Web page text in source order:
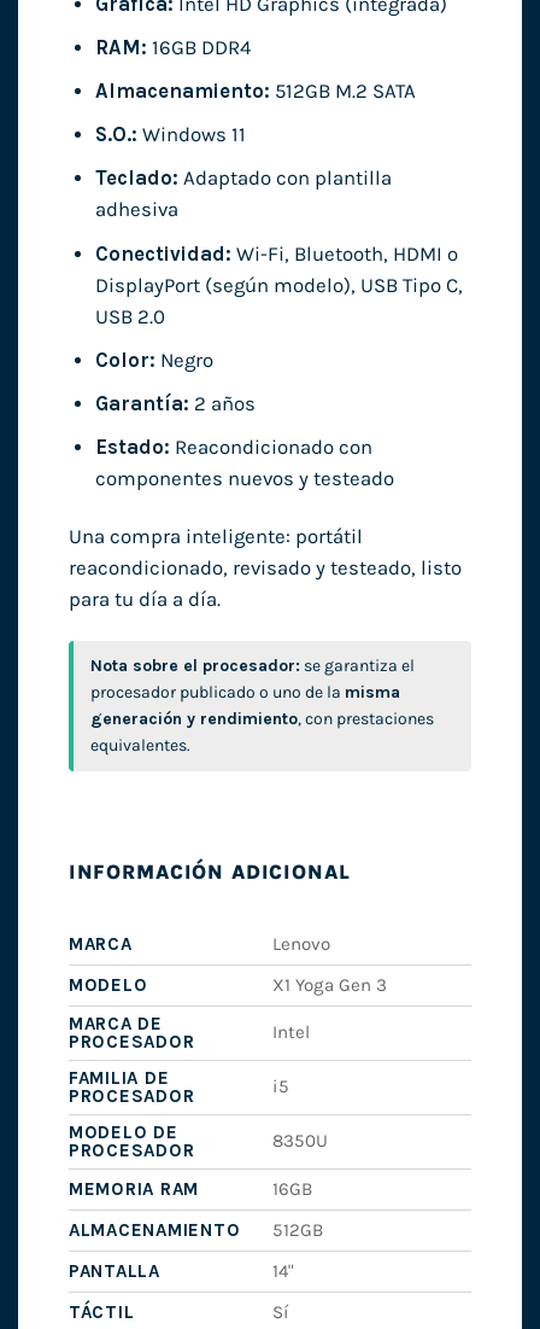
RAM: 16GB DDR4
Almacenamiento: 512GB M.2 SATA
S.O.: Windows 11
Teclado: Adaptado con plantilla
adhesiva
Conectividad: Wi-Fi, Bluetooth, HDMI o
DisplayPort (según modelo), USB Tipo C,
USB 2.0
Color: Negro
Garantía: 2 años
Estado: Reacondicionado con
componentes nuevos y testeado
Una compra inteligente: portátil
reacondicionado, revisado y testeado, listo
para tu día a día.
Nota sobre el procesador: se garantiza el
procesador publicado o uno de la misma
generación y rendimiento, con prestaciones
equivalentes.
INFORMACIÓN ADICIONAL
MARCA
Lenovo
MODELO
X1 Yoga Gen 3
MARCA DE
PROCESADOR
Intel
FAMILIA DE
PROCESADOR
i5
MODELO DE
PROCESADOR
8350U
MEMORIA RAM
16GB
ALMACENAMIENTO
512GB
PANTALLA
14"
TÁCTIL
Sí